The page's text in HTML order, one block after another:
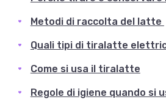
Metodi di raccolta del latte
Quali tipi di tiralatte
Come si usa il tiralatte
Regole di igiene quando si